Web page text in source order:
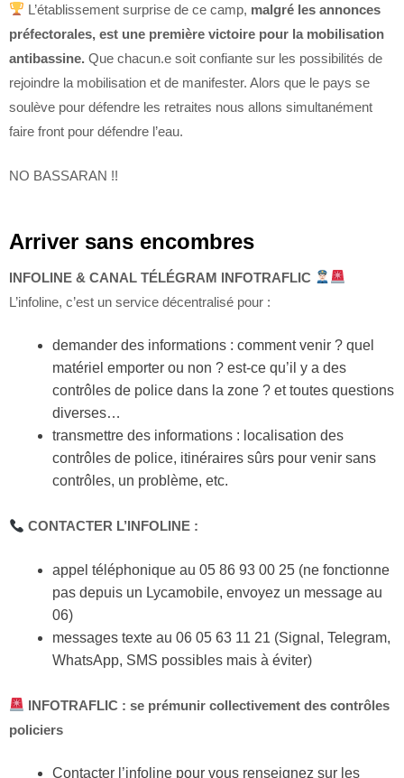
L’établissement surprise de ce camp, malgré les annonces
préfectorales, est une première victoire pour la mobilisation
antibassine. Que chacun.e soit confiante sur les possibilités de
rejoindre la mobilisation et de manifester. Alors que le pays se
soulève pour défendre les retraites nous allons simultanément
faire front pour défendre l’eau.
NO BASSARAN !!
Arriver sans encombres
INFOLINE & CANAL TÉLÉGRAM INFOTRAFLIC
L’infoline, c’est un service décentralisé pour :
demander des informations : comment venir ? quel
matériel emporter ou non ? est-ce qu’il y a des
contrôles de police dans la zone ? et toutes questions
diverses…
transmettre des informations : localisation des
contrôles de police, itinéraires sûrs pour venir sans
contrôles, un problème, etc.
CONTACTER L’INFOLINE :
appel téléphonique au 05 86 93 00 25 (ne fonctionne
pas depuis un Lycamobile, envoyez un message au
06)
messages texte au 06 05 63 11 21 (Signal, Telegram,
WhatsApp, SMS possibles mais à éviter)
INFOTRAFLIC : se prémunir collectivement des contrôles
policiers
Contacter l’infoline pour vous renseignez sur les